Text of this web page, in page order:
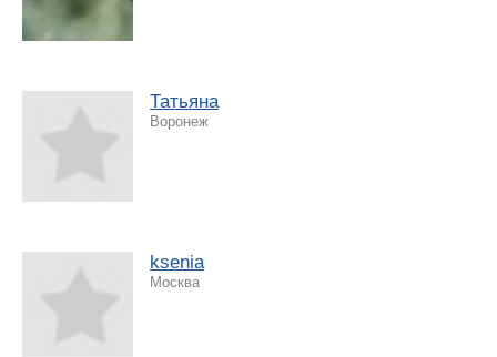
Татьяна
Воронеж
ksenia
Москва